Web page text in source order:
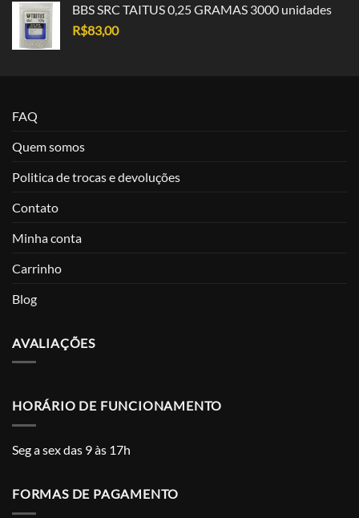
BBS SRC TAITUS 0,25 GRAMAS 3000 unidades
R$83,00
FAQ
Quem somos
Politica de trocas e devoluções
Contato
Minha conta
Carrinho
Blog
AVALIAÇÕES
HORÁRIO DE FUNCIONAMENTO
Seg a sex das 9 às 17h
FORMAS DE PAGAMENTO